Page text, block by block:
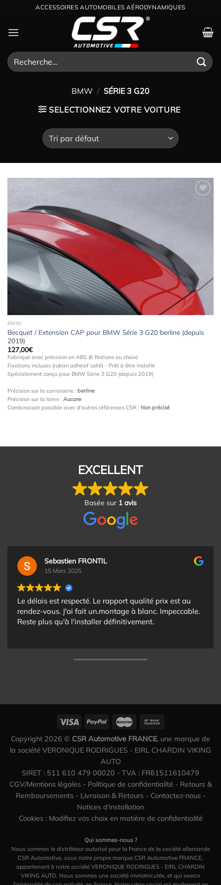
contenu
ACCESSOIRES AUTOMOBILES AÉRODYNAMIQUES
Recherche
pour :
BMW / SÉRIE 3 G20
SELECTIONNEZ VOTRE VOITURE
BMW
Becquet / Extension CAP pour BMW Série 3 G20 berline (depuis
2019)
127,00€
Fabriqué avec précision en ABS (6 finitions au choix)
Fixations incluses (ruban adhésif collé) - Prêt à être installé
Spécialement conçu pour BMW Série 3 G20 (depuis 2019)
Précision sur la carrosserie : berline
Précision sur la lame : Aucune
Combinaison possible avec d'autres références CSR : Non précisé
EXCELLENT
Basée sur 1 avis
Sebastien FRONTIL
15 Mars 2025
Le délais est respecté. Le rapport qualité prix est au
rendez-vous. J'ai fait un.montage à blanc. Impeccable.
Reste plus qu'à l'installer définitivement.
Copyright 2026 © CSR Automotive FRANCE, une marque de
la société VERONIQUE RODRIGUES - EIRL CHARDIN VIKING
AUTO
SIRET : 511 610 479 00020 - TVA : FR61511610479
CGV/Mentions légales- Politique de confidentialité - Retours &
Remboursements- Livraison & Retours- Contactez-nous-
Notices d'installation
Cookies : Modifiez vos choix en matière de confidentialité
Qui sommes-nous ?
Nous sommes le distribteur autorisé pour la France de la société allemande
CSR Automotive, sous notre propre marque CSR Automotive FRANCE,
appartenant à notre société VERONIQUE RODRIGUES - EIRL CHARDIN
VIKING AUTO. Nous sommes une société immatriculée, et qui exerce